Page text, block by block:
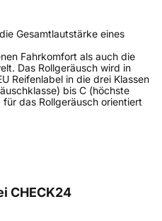
Gesamtlautstärke eines
Fahrkomfort als auch die
Das Rollgeräusch wird in
Reifenlabel in die drei Klassen
bis C (höchste
das Rollgeräusch orientiert
CHECK24